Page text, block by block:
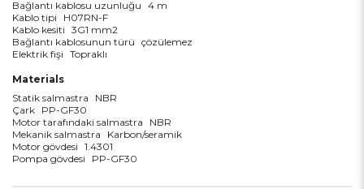
Bağlantı kablosu uzunluğu 4 m
Kablo tipi
H07RN-F
Kablo kesiti 3G1 mm2
Bağlantı kablosunun türü çözülemez
Elektrik fişi Topraklı
Materials
Statik salmastra
NBR
Çark PP-GF30
Motor tarafındaki salmastra
NBR
Mekanik salmastra
Karbon/seramik
Motor gövdesi 1.4301
Pompa gövdesi
PP-GF30